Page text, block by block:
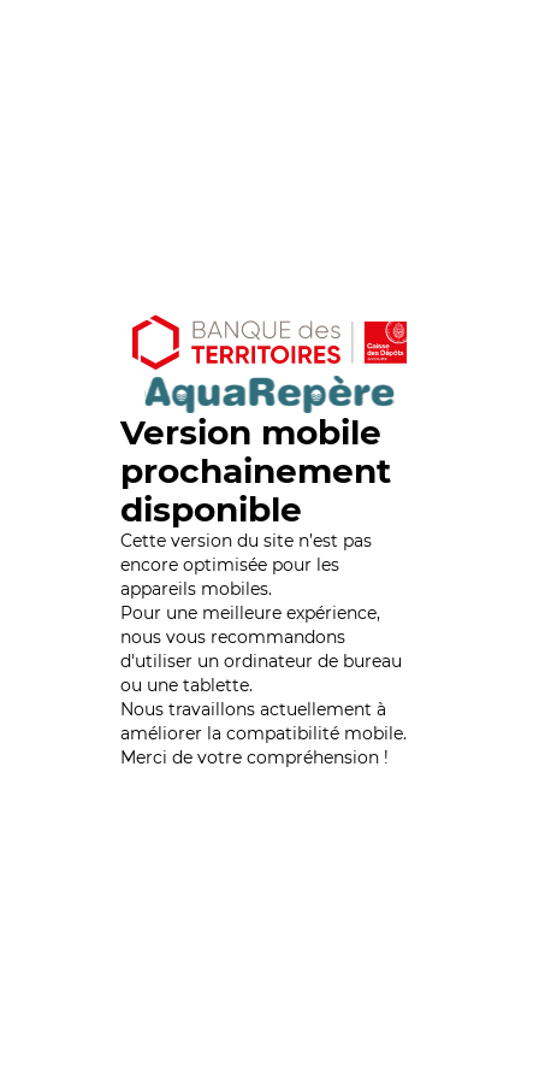
Version mobile
prochainement
disponible
Cette version du site n’est pas
encore optimisée pour les
appareils mobiles.
Pour une meilleure expérience,
nous vous recommandons
d'utiliser un ordinateur de bureau
ou une tablette.
Nous travaillons actuellement à
améliorer la compatibilité mobile.
Merci de votre compréhension !